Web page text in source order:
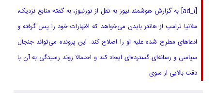
[ad_1] به گزارش هوشمند نیوز به نقل از نورنیوز، به گفته منابع نزدیک،
ملانیا ترامپ از هانتر بایدن می‌خواهد که اظهارات خود را پس گرفته و
ادعاهای مطرح شده علیه او را اصلاح کند. این پرونده می‌تواند جنجال
سیاسی و رسانه‌ای گسترده‌ای ایجاد کند و احتمالا روند رسیدگی به آن با
دقت بالایی از سوی